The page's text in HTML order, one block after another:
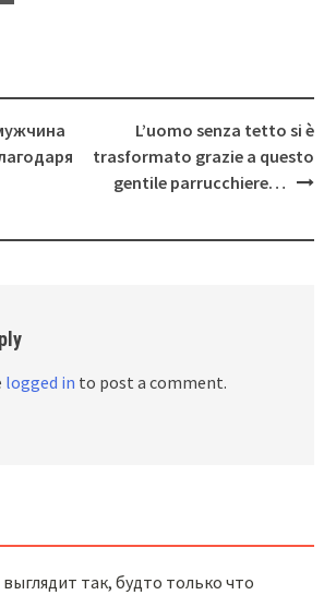
L’uomo senza tetto si è
trasformato grazie a questo
gentile parrucchiere…
logged in to post a comment.
так, будто только что